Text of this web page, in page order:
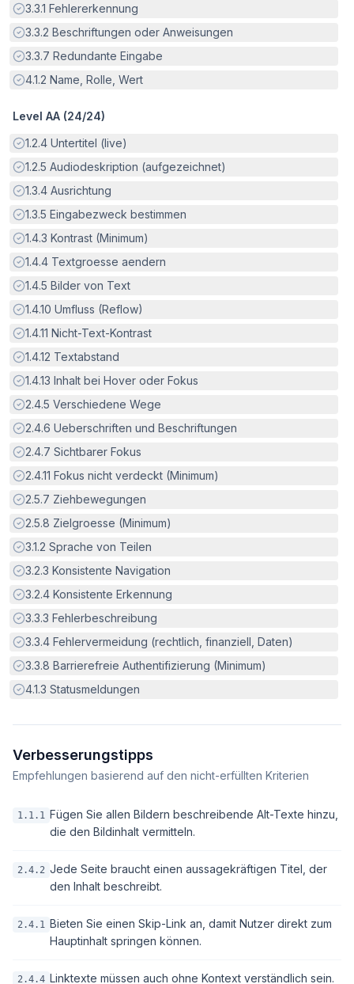
Erfüllt:
3.3.1 Fehlererkennung
Erfüllt:
3.3.2 Beschriftungen oder Anweisungen
Erfüllt:
3.3.7 Redundante Eingabe
Erfüllt:
4.1.2 Name, Rolle, Wert
Level AA (24/24)
Erfüllt:
1.2.4 Untertitel (live)
Erfüllt:
1.2.5 Audiodeskription (aufgezeichnet)
Erfüllt:
1.3.4 Ausrichtung
Erfüllt:
1.3.5 Eingabezweck bestimmen
Erfüllt:
1.4.3 Kontrast (Minimum)
Erfüllt:
1.4.4 Textgroesse aendern
Erfüllt:
1.4.5 Bilder von Text
Erfüllt:
1.4.10 Umfluss (Reflow)
Erfüllt:
1.4.11 Nicht-Text-Kontrast
Erfüllt:
1.4.12 Textabstand
Erfüllt:
1.4.13 Inhalt bei Hover oder Fokus
Erfüllt:
2.4.5 Verschiedene Wege
Erfüllt:
2.4.6 Ueberschriften und Beschriftungen
Erfüllt:
2.4.7 Sichtbarer Fokus
Erfüllt:
2.4.11 Fokus nicht verdeckt (Minimum)
Erfüllt:
2.5.7 Ziehbewegungen
Erfüllt:
2.5.8 Zielgroesse (Minimum)
Erfüllt:
3.1.2 Sprache von Teilen
Erfüllt:
3.2.3 Konsistente Navigation
Erfüllt:
3.2.4 Konsistente Erkennung
Erfüllt:
3.3.3 Fehlerbeschreibung
Erfüllt:
3.3.4 Fehlervermeidung (rechtlich, finanziell, Daten)
Erfüllt:
3.3.8 Barrierefreie Authentifizierung (Minimum)
Erfüllt:
4.1.3 Statusmeldungen
Verbesserungstipps
Empfehlungen basierend auf den nicht-erfüllten Kriterien
1.1.1 Fügen Sie allen Bildern beschreibende Alt-Texte hinzu,
die den Bildinhalt vermitteln.
2.4.2 Jede Seite braucht einen aussagekräftigen Titel, der
den Inhalt beschreibt.
2.4.1 Bieten Sie einen Skip-Link an, damit Nutzer direkt zum
Hauptinhalt springen können.
2.4.4 Linktexte müssen auch ohne Kontext verständlich sein.